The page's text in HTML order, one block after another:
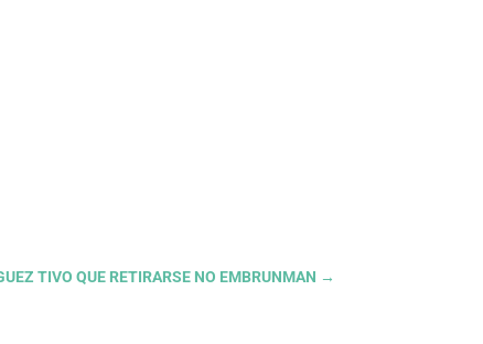
TIVO QUE RETIRARSE NO EMBRUNMAN →